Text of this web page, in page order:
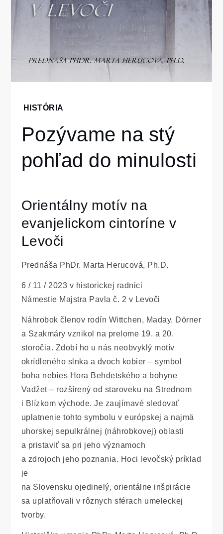
Home
Pozývame
na stý
pohľad do
minulosti
HISTÓRIA
Pozývame na stý
pohľad do minulosti
Orientálny motív na
evanjelickom cintoríne v
Levoči
Prednáša PhDr. Marta Herucová, Ph.D.
6 / 11 / 2023 v historickej radnici
Námestie Majstra Pavla č. 2 v Levoči
Náhrobok členov rodín Wittchen, Maday, Dörner
a Szakmáry vznikol na prelome 19. a 20.
storočia. Zdobí ho u nás neobvyklý motív
okrídleného slnka a dvoch kobier – symbol
boha nebies Hora Behdetského a bohyne
Vadžet – rozšírený od staroveku na Strednom
i Blízkom východe. Je zaujímavé sledovať
uplatnenie tohto symbolu v európskej a najmä
uhorskej sepulkrálnej (náhrobkovej) oblasti
a pristaviť sa pri jeho významoch
a zdrojoch jeho poznania. Hoci levočský príklad
je
na Slovensku ojedinelý, orientálne inšpirácie
sa uplatňovali v rôznych sférach umeleckej
tvorby.